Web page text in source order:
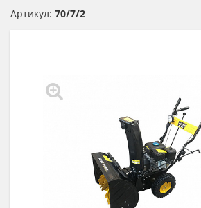
Артикул: 70/7/2